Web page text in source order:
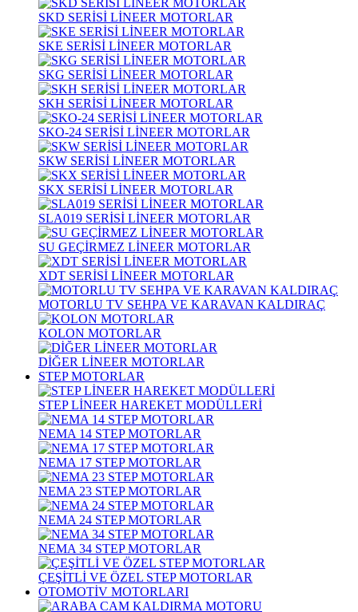
SKD SERİSİ LİNEER MOTORLAR
SKE SERİSİ LİNEER MOTORLAR
SKG SERİSİ LİNEER MOTORLAR
SKH SERİSİ LİNEER MOTORLAR
SKO-24 SERİSİ LİNEER MOTORLAR
SKW SERİSİ LİNEER MOTORLAR
SKX SERİSİ LİNEER MOTORLAR
SLA019 SERİSİ LİNEER MOTORLAR
SU GEÇİRMEZ LİNEER MOTORLAR
XDT SERİSİ LİNEER MOTORLAR
MOTORLU TV SEHPA VE KARAVAN KALDIRAÇ
KOLON MOTORLAR
DİĞER LİNEER MOTORLAR
STEP MOTORLAR
STEP LİNEER HAREKET MODÜLLERİ
NEMA 14 STEP MOTORLAR
NEMA 17 STEP MOTORLAR
NEMA 23 STEP MOTORLAR
NEMA 24 STEP MOTORLAR
NEMA 34 STEP MOTORLAR
ÇEŞİTLİ VE ÖZEL STEP MOTORLAR
OTOMOTİV MOTORLARI